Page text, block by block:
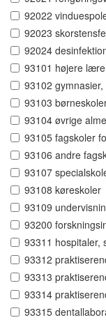
92022
92023
92024
93101 højere
93102
93103
93104 øvrige
93105 fagskoler
93106 andre
93107
93108 køreskoler
93109
93200
93311 hospitaler,
93312
93313
93314
93315